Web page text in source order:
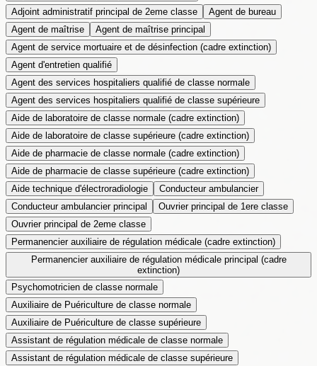
Adjoint administratif principal de 2eme classe
Agent de bureau
Agent de maîtrise
Agent de maîtrise principal
Agent de service mortuaire et de désinfection (cadre extinction)
Agent d'entretien qualifié
Agent des services hospitaliers qualifié de classe normale
Agent des services hospitaliers qualifié de classe supérieure
Aide de laboratoire de classe normale (cadre extinction)
Aide de laboratoire de classe supérieure (cadre extinction)
Aide de pharmacie de classe normale (cadre extinction)
Aide de pharmacie de classe supérieure (cadre extinction)
Aide technique d'électroradiologie
Conducteur ambulancier
Conducteur ambulancier principal
Ouvrier principal de 1ere classe
Ouvrier principal de 2eme classe
Permanencier auxiliaire de régulation médicale (cadre extinction)
Permanencier auxiliaire de régulation médicale principal (cadre
extinction)
Psychomotricien de classe normale
Auxiliaire de Puériculture de classe normale
Auxiliaire de Puériculture de classe supérieure
Assistant de régulation médicale de classe normale
Assistant de régulation médicale de classe supérieure